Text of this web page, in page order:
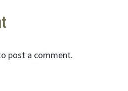
post a comment.